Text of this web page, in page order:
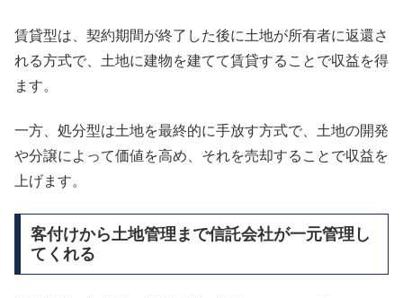
賃貸型は、契約期間が終了した後に土地が所有者に返還さ
れる方式で、土地に建物を建てて賃貸することで収益を得
ます。
一方、処分型は土地を最終的に手放す方式で、土地の開発
や分譲によって価値を高め、それを売却することで収益を
上げます。
客付けから土地管理まで信託会社が一元管理し
てくれる